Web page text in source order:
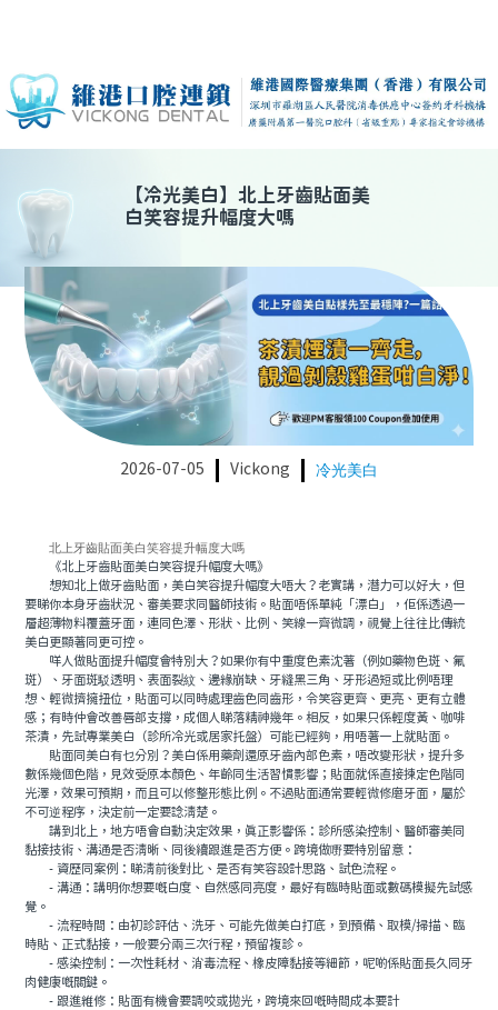
【冷光美白】 北上牙齒貼面美
白笑容提升幅度大嗎
2026-07-05 Vickong 冷光美白
北上牙齒貼面美白笑容提升幅度大嗎
《北上牙齒貼面美白笑容提升幅度大嗎》
想知北上做牙齒貼面，美白笑容提升幅度大唔大？老實講，潛力可以好大，但
要睇你本身牙齒狀況、審美要求同醫師技術。貼面唔係單純「漂白」，佢係透過一
層超薄物料覆蓋牙面，連同色澤、形狀、比例、笑線一齊微調，視覺上往往比傳統
美白更顯著同更可控。
咩人做貼面提升幅度會特別大？如果你有中重度色素沈著（例如藥物色斑、氟
斑）、牙面斑駁透明、表面裂紋、邊緣崩缺、牙縫黑三角、牙形過短或比例唔理
想、輕微擠擁扭位，貼面可以同時處理齒色同齒形，令笑容更齊、更亮、更有立體
感；有時仲會改善唇部支撐，成個人睇落精神幾年。相反，如果只係輕度黃、咖啡
茶漬，先試專業美白（診所冷光或居家托盤）可能已經夠，用唔著一上就貼面。
貼面同美白有乜分別？美白係用藥劑還原牙齒內部色素，唔改變形狀，提升多
數係幾個色階，見效受原本顏色、年齡同生活習慣影響；貼面就係直接揀定色階同
光澤，效果可預期，而且可以修整形態比例。不過貼面通常要輕微修磨牙面，屬於
不可逆程序，決定前一定要諗清楚。
講到北上，地方唔會自動決定效果，真正影響係：診所感染控制、醫師審美同
黏接技術、溝通是否清晰、同後續跟進是否方便。跨境做嘢要特別留意：
- 資歷同案例：睇清前後對比、是否有笑容設計思路、試色流程。
- 溝通：講明你想要嘅白度、自然感同亮度，最好有臨時貼面或數碼模擬先試感
覺。
- 流程時間：由初診評估、洗牙、可能先做美白打底，到預備、取模/掃描、臨
時貼、正式黏接，一般要分兩三次行程，預留複診。
- 感染控制：一次性耗材、消毒流程、橡皮障黏接等細節，呢啲係貼面長久同牙
肉健康嘅關鍵。
- 跟進維修：貼面有機會要調咬或拋光，跨境來回嘅時間成本要計